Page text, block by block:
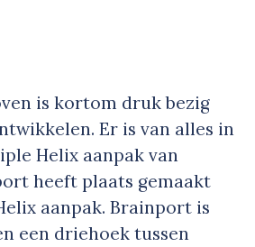
is kortom druk bezig
Er is van alles in
Helix aanpak van
heeft plaats gemaakt
aanpak. Brainport is
een driehoek tussen